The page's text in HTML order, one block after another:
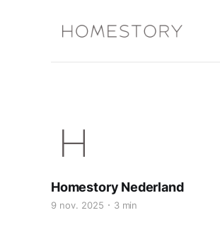
Homestory Nederland
9 nov. 2025 3 min